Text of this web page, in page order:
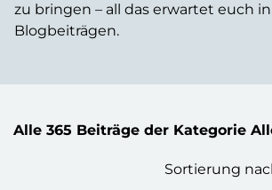
zu bringen – all das erwartet euch
Blogbeiträgen.
Alle 365 Beiträge der Kategorie
Sortierung